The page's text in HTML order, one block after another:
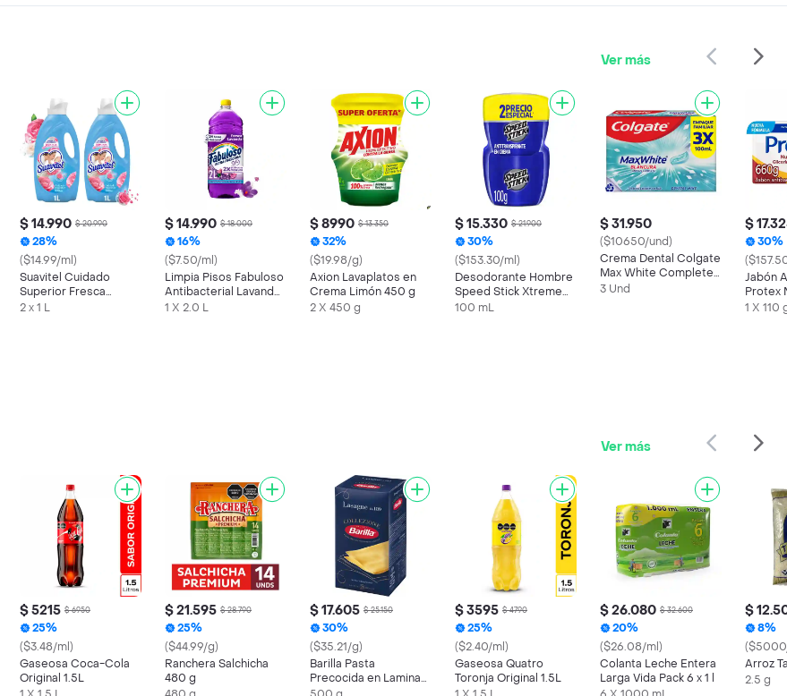
Ver más
$ 14.990 $ 20.990
28%
($14.99/ml)
Suavitel Cuidado
Superior Fresca
Primavera 1L x 2
2 x 1 L
$ 14.990 $ 18.000
16%
($7.50/ml)
Limpia Pisos Fabuloso
Antibacterial Lavanda
2 L
1 X 2.0 L
$ 8990 $ 13.350
32%
($19.98/g)
Axion Lavaplatos en
Crema Limón 450 g
2 X 450 g
$ 15.330 $ 21.900
30%
($153.30/ml)
Desodorante Hombre
Speed Stick Xtreme
Night Pote 100g x2
100 mL
$ 31.950
($10650/und)
Crema Dental Colgate
Max White Complete
Clean 100 mL x 3 Und
3 Und
$
30%
Jabón
Protex
1 X 110
Ver más
$ 5215 $ 6950
25%
($3.48/ml)
Gaseosa Coca-Cola
Original 1.5L
$ 21.595 $ 28.790
25%
($44.99/g)
Ranchera Salchicha
480 g
$ 17.605 $ 25.150
30%
($35.21/g)
Barilla Pasta
Precocida en Lamina
para Preparar Lasaña
$ 3595 $ 4790
25%
($2.40/ml)
Gaseosa Quatro
Toronja Original 1.5L
$ 26.080 $ 32.600
20%
($26.08/ml)
Colanta Leche Entera
Larga Vida Pack 6 x 1 l
$
8%
Arroz
2.5 g